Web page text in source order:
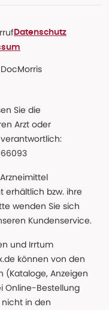
Datenschutz
Sie die
Arzt oder
erhältlich bzw. ihre
wenden Sie sich
Kundenservice.
und Irrtum
können von den
(Kataloge, Anzeigen
Online-Bestellung
nicht in den